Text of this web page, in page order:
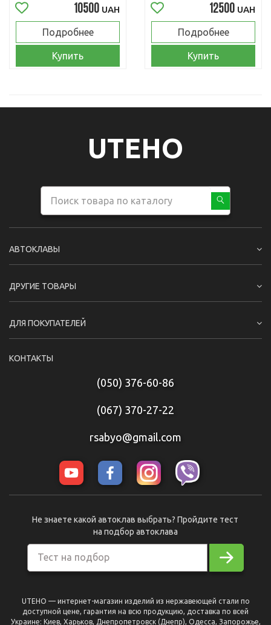
10500 UAH
Подробнее
Купить
12500 UAH
Подробнее
Купить
UTEHO
АВТОКЛАВЫ
ДРУГИЕ ТОВАРЫ
ДЛЯ ПОКУПАТЕЛЕЙ
КОНТАКТЫ
(050) 376-60-86
(067) 370-27-22
rsabyo@gmail.com
Тест на подбор
Не знаете какой автоклав выбрать? Пройдите тест
на подбор автоклава
UTEHO — интернет-магазин изделий из нержавеющей стали по
доступной цене, гарантия на всю продукцию, доставка по всей
Украине: Киев, Харьков, Днепропетровск (Днепр), Одесса, Запорожье,